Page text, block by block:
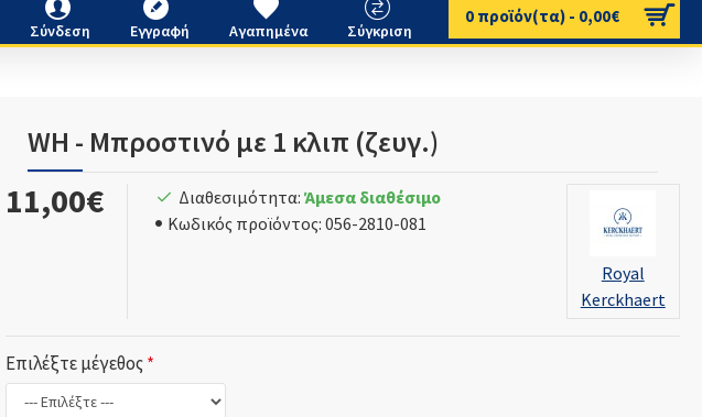
Σύνδεση Εγγραφή Αγαπημένα Σύγκριση
0 προϊόν(τα) - 0,00€
WH - Μπροστινό με 1 κλιπ (ζευγ.)
11,00€ Διαθεσιμότητα: Άμεσα διαθέσιμο
Κωδικός προϊόντος: 056-2810-081
Royal
Kerckhaert
Επιλέξτε μέγεθος